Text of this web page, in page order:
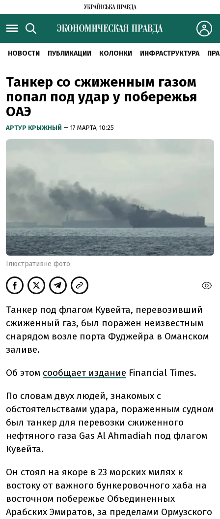
НОВОСТИ ПУБЛИКАЦИИ КОЛОНКИ ИНФРАСТРУКТУРА
Танкер со сжиженным газом
попал под удар у побережья
ОАЭ
АРТУР КРЫЖНЫЙ — 17 МАРТА, 10:25
Ілюстративне фото
Танкер под флагом Кувейта, перевозивший
сжиженный газ, был поражен неизвестным
снарядом возле порта Фуджейра в Оманском
заливе.
Об этом сообщает издание Financial Times.
По словам двух людей, знакомых с
обстоятельствами удара, пораженным судном
был танкер для перевозки сжиженного
нефтяного газа Gas Al Ahmadiah под флагом
Кувейта.
Он стоял на якоре в 23 морских милях к
востоку от важного бункеровочного хаба на
восточном побережье Объединенных
Арабских Эмиратов, за пределами Ормузского